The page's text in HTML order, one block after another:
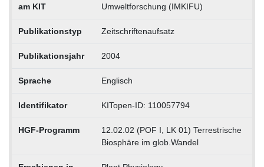
am KIT
Umweltforschung (IMKIFU)
Publikationstyp Zeitschriftenaufsatz
Publikationsjahr 2004
Sprache Englisch
Identifikator KITopen-ID: 110057794
HGF-Programm
12.02.02 (POF I, LK 01) Terrestrische
Biosphäre im glob.Wandel